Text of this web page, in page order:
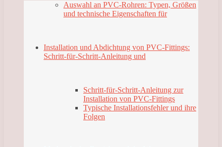
Auswahl an PVC-Rohren: Typen, Größen
und technische Eigenschaften für
Installation und Abdichtung von PVC-Fittings:
Schritt-für-Schritt-Anleitung und
Schritt-für-Schritt-Anleitung zur
Installation von PVC-Fittings
Typische Installationsfehler und ihre
Folgen